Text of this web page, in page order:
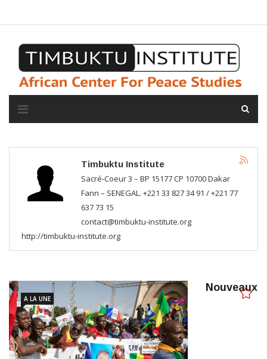
Timbuktu Institute
Sacré-Coeur 3 – BP 15177 CP 10700 Dakar
Fann – SENEGAL. +221 33 827 34 91 / +221 77
637 73 15
contact@timbuktu-institute.org
http://timbuktu-institute.org
A LA UNE
Nouveaux